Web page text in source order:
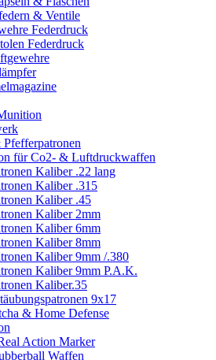
& Ventile
Federdruck
Federdruck
für Co2- & Luftdruckwaffen
Kaliber .22 lang
Kaliber .315
Kaliber .45
Kaliber 2mm
Kaliber 6mm
Kaliber 8mm
Kaliber 9mm /.380
Kaliber 9mm P.A.K.
Kaliber.35
9x17
& Home Defense
Action Marker
Waffen